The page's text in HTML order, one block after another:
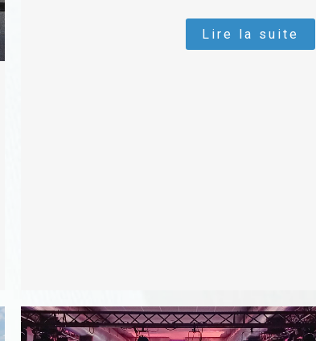
Lire la suite